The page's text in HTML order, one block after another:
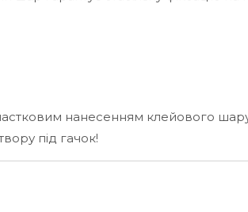
нанесенням клейового
під гачок!